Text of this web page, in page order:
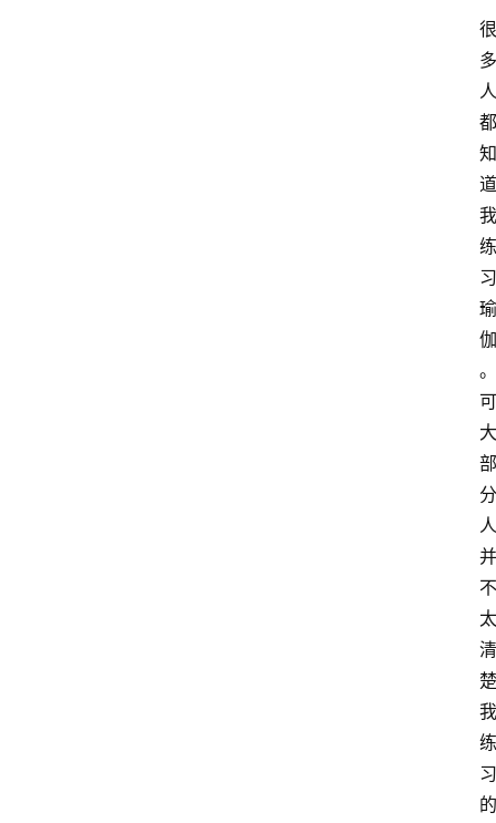
很
多
人
都
知
道
我
练
习
瑜
伽
。
可
大
部
分
人
并
不
太
清
楚
我
练
习
的